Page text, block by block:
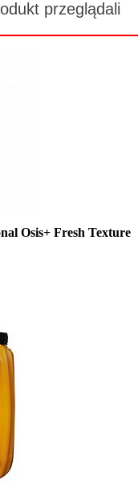
przeglądali
Osis+ Fresh Texture